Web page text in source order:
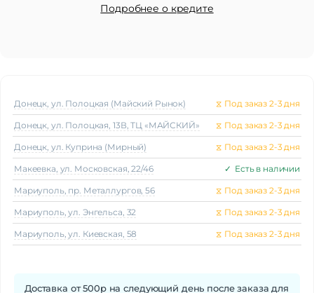
Подробнее о кредите
Донецк, ул. Полоцкая (Майский Рынок) ⧖ Под заказ 2-3 дня
Донецк, ул. Полоцкая, 13В, ТЦ «МАЙСКИЙ» ⧖ Под заказ 2-3 дня
Донецк, ул. Куприна (Мирный) ⧖ Под заказ 2-3 дня
Макеeвка, ул. Московская, 22/46 ✓ Есть в наличии
Мариуполь, пр. Металлургов, 56 ⧖ Под заказ 2-3 дня
Мариуполь, ул. Энгельса, 32 ⧖ Под заказ 2-3 дня
Мариуполь, ул. Киевская, 58 ⧖ Под заказ 2-3 дня
Доставка от 500р на следующий день после заказа для